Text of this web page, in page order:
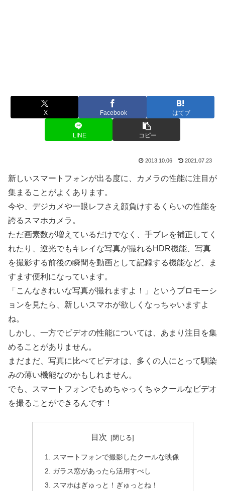
X Facebook はてブ
LINE コピー
2013.10.06 2021.07.23
新しいスマートフォンが出る度に、カメラの性能に注目が
集まることがよくあります。
今や、デジカメや一眼レフさえ顔負けするくらいの性能を
誇るスマホカメラ。
ただ画素数が増えているだけでなく、手ブレを補正してく
れたり、逆光でもキレイな写真が撮れるHDR機能、写真
を撮影する前後の瞬間を動画として記録する機能など、ま
すます便利になっています。
「こんなきれいな写真が撮れますよ！」というプロモーシ
ョンを見たら、新しいスマホが欲しくなっちゃいますよ
ね。
しかし、一方でビデオの性能については、あまり注目を集
めることがありません。
まだまだ、写真に比べてビデオは、多くの人にとって馴染
みの薄い機能なのかもしれません。
でも、スマートフォンでもめちゃっくちゃクールなビデオ
を撮ることができるんです！
目次
スマートフォンで撮影したクールな映像
ガラス窓があったら活用すべし
スマホはぎゅっと！ぎゅっとね！